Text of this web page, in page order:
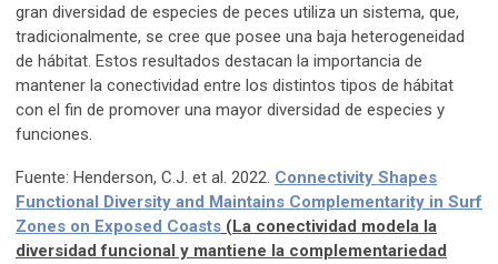
gran diversidad de especies de peces utiliza un sistema, que,
tradicionalmente, se cree que posee una baja heterogeneidad
de hábitat. Estos resultados destacan la importancia de
mantener la conectividad entre los distintos tipos de hábitat
con el fin de promover una mayor diversidad de especies y
funciones.
Fuente: Henderson, C.J. et al. 2022. Connectivity Shapes
Functional Diversity and Maintains Complementarity in Surf
Zones on Exposed Coasts (La conectividad modela la
diversidad funcional y mantiene la complementariedad